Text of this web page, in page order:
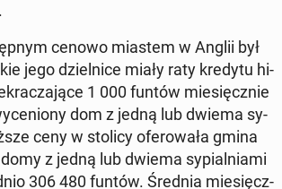
cenowo miastem w Anglii był
jego dziel­ni­ce miały raty kredytu hi­
1 000 funtów mie­sięcz­nie
dom z jedną lub dwiema sy­
ceny w stolicy ofe­ro­wa­ła gmina
z jedną lub dwiema sy­pial­nia­mi
306 480 funtów. Średnia mie­sięcz­